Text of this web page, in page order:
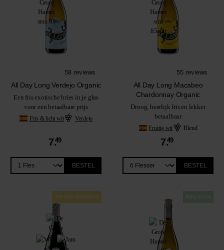
All Day Long Verdejo Organic
Een fris exotische bries in je glas
voor een betaalbare prijs
Fris & licht wit Verdejo
7.49
BESTEL
All Day Long Macabeo
Chardonnay Organic
Droog, heerlijk fris en lekker
betaalbaar
Fruitig wit Blend
7.49
BESTEL
TIP VAN DERRICK